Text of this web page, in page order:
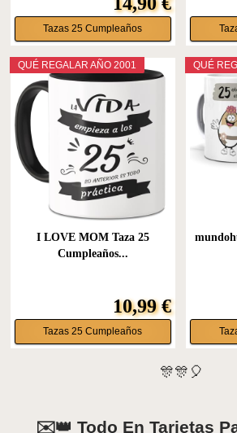
Tazas 25 Cumpleaños
QUÉ REGALAR AÑO 2001
I LOVE MOM Taza 25
Cumpleaños...
10,99 €
Tazas 25 Cumpleaños
QUÉ
🎊🎊🎈
✉️👑 Todo En Tarjetas